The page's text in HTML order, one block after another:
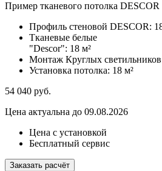
Пример тканевого потолка DESCOR
Профиль стеновой DESCOR:
Тканевые белые
"Descor": 18 м²
Монтаж Круглых
Установка потолка: 18 м²
54 040 руб.
Цена актуальна до 09.08.2026
Цена с установкой
Бесплатный сервис
Заказать расчёт